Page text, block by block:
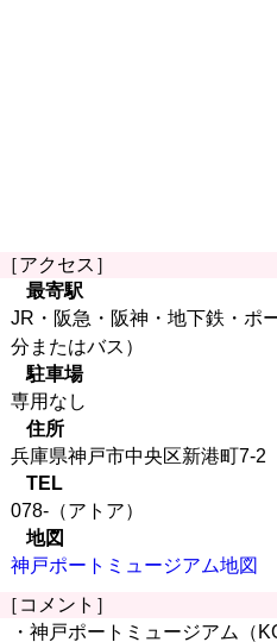
［アクセス］
最寄駅
JR・阪急・阪神・地下鉄・ポ
分またはバス）
駐車場
専用なし
住所
兵庫県神戸市中央区新港町7-2
TEL
078-（アトア）
地図
神戸ポートミュージアム地図
［コメント］
・神戸ポートミュージアム（